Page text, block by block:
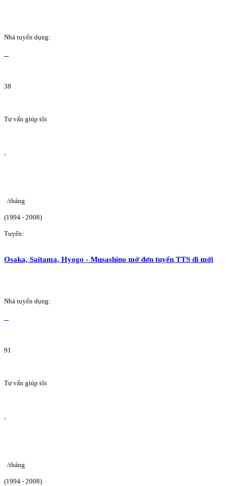
Nhà tuyển dụng:
38
Tư vấn giúp tôi
/tháng
(1994 - 2008)
Tuyển:
Osaka, Saitama, Hyogo - Musashino mở đơn tuyển TTS đi mới
Nhà tuyển dụng:
91
Tư vấn giúp tôi
/tháng
(1994 - 2008)